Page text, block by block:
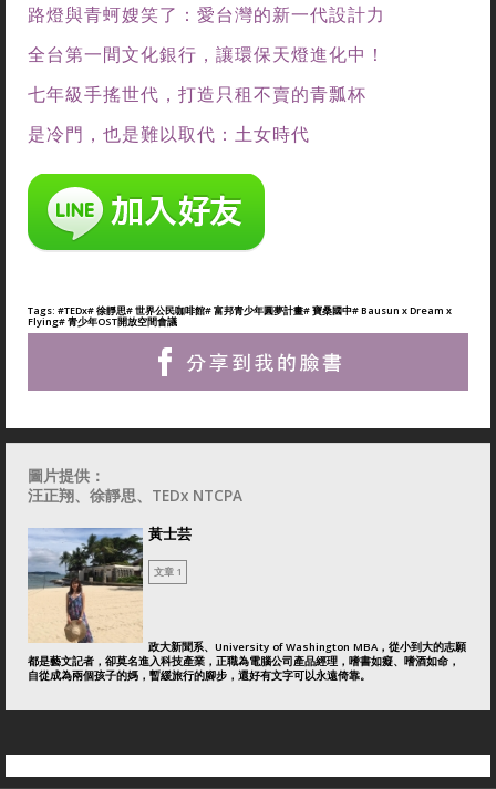
路燈與青蚵嫂笑了：愛台灣的新一代設計力
全台第一間文化銀行，讓環保天燈進化中！
七年級手搖世代，打造只租不賣的青瓢杯
是冷門，也是難以取代：土女時代
Tags: #TEDx# 徐靜思# 世界公民咖啡館# 富邦青少年圓夢計畫# 寶桑國中# Bausun x Dream x
Flying# 青少年OST開放空間會議
圖片提供：
汪正翔、徐靜思、TEDx NTCPA
黃士芸
文章 1
政大新聞系、University of Washington MBA，從小到大的志願
都是藝文記者，卻莫名進入科技產業，正職為電腦公司產品經理，嗜書如癡、嗜酒如命，
自從成為兩個孩子的媽，暫緩旅行的腳步，還好有文字可以永遠倚靠。